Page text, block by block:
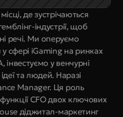
a call
де зустрічаються
індустрії, щоб
речі. Ми оперуємо
сфері iGaming на ринках
у венчурні
та людей. Наразі
Manager. Ця роль
СFO двох ключових
діджитал-маркетинг